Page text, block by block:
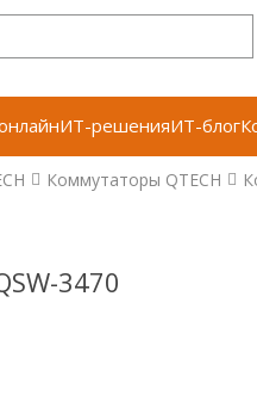
ИТ-решенияИТ-блог
Коммутаторы QTECH
3470